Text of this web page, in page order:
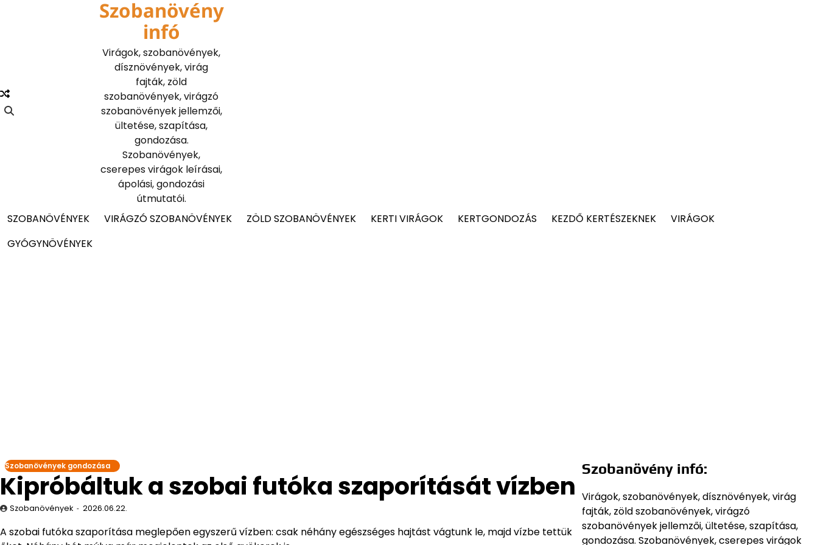
Szobanövény
infó
Virágok, szobanövények,
dísznövények, virág
fajták, zöld
szobanövények, virágzó
szobanövények jellemzői,
ültetése, szapítása,
gondozása.
Szobanövények,
cserepes virágok leírásai,
ápolási, gondozási
útmutatói.
SZOBANÖVÉNYEK
VIRÁGZÓ SZOBANÖVÉNYEK ZÖLD SZOBANÖVÉNYEK KERTI VIRÁGOK KERTGONDOZÁS KEZDŐ KERTÉSZEKNEK
VIRÁGOK
GYÓGYNÖVÉNYEK
Szobanövények gondozása
Kipróbáltuk a szobai futóka szaporítását vízben
Szobanövények 2026.06.22.
A szobai futóka szaporítása meglepően egyszerű vízben: csak néhány egészséges hajtást vágtunk le, majd vízbe tettük
Szobanövény infó:
Virágok, szobanövények, dísznövények, virág
fajták, zöld szobanövények, virágzó
szobanövények jellemzői, ültetése, szapítása,
gondozása. Szobanövények, cserepes virágok